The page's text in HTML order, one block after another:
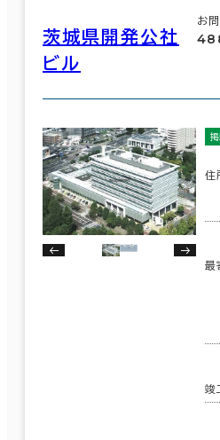
茨城県開発公社
ビル
お
住
最
竣